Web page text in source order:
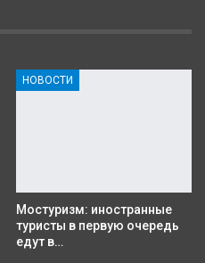
НОВОСТИ
Мостуризм: иностранные
туристы в первую очередь
едут в…